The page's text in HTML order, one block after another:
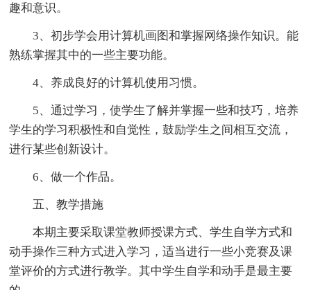
趣和意识。
3、初步学会用计算机画图和掌握网络操作知识。能
熟练掌握其中的一些主要功能。
4、养成良好的计算机使用习惯。
5、通过学习，使学生了解并掌握一些和技巧，培养
学生的学习积极性和自觉性，鼓励学生之间相互交流，
进行某些创新设计。
6、做一个作品。
五、教学措施
本期主要采取课堂教师授课方式、学生自学方式和
动手操作三种方式进入学习，适当进行一些小竞赛及课
堂评价的方式进行教学。其中学生自学和动手是最主要